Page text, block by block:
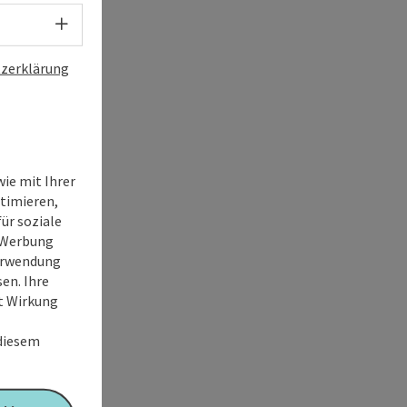
Sprachwahl - Menü öffnen
mit Ihrer
soziale
Ihre
Wirkung